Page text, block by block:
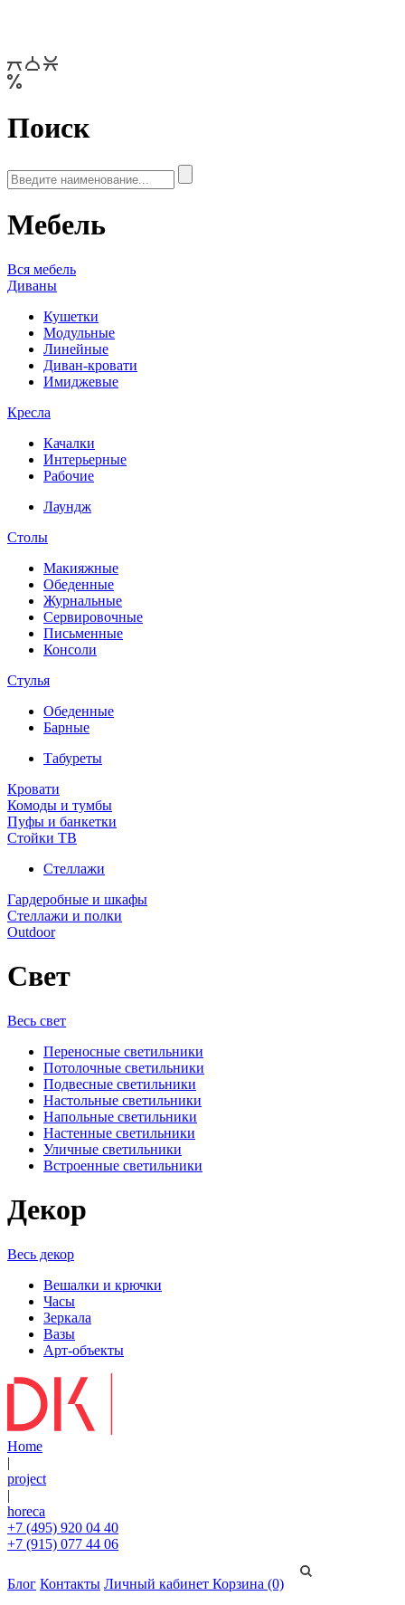
Поиск
Мебель
Вся мебель
Диваны
Кушетки
Модульные
Линейные
Диван-кровати
Имиджевые
Кресла
Качалки
Интерьерные
Рабочие
Лаундж
Столы
Макияжные
Обеденные
Журнальные
Сервировочные
Письменные
Консоли
Стулья
Обеденные
Барные
Табуреты
Кровати
Комоды и тумбы
Пуфы и банкетки
Стойки ТВ
Стеллажи
Гардеробные и шкафы
Стеллажи и полки
Outdoor
Свет
Весь свет
Переносные светильники
Потолочные светильники
Подвесные светильники
Настольные светильники
Напольные светильники
Настенные светильники
Уличные светильники
Встроенные светильники
Декор
Весь декор
Вешалки и крючки
Часы
Зеркала
Вазы
Арт-объекты
Home
|
project
|
horeca
+7 (495) 920 04 40
+7 (915) 077 44 06
Блог Контакты Личный кабинет Корзина (0)